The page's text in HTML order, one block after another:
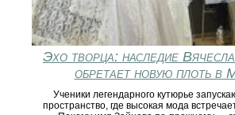
Эхо творца: наследие
обретает новую плоть в
Ученики легендарного кутюрье
пространство, где высокая мода